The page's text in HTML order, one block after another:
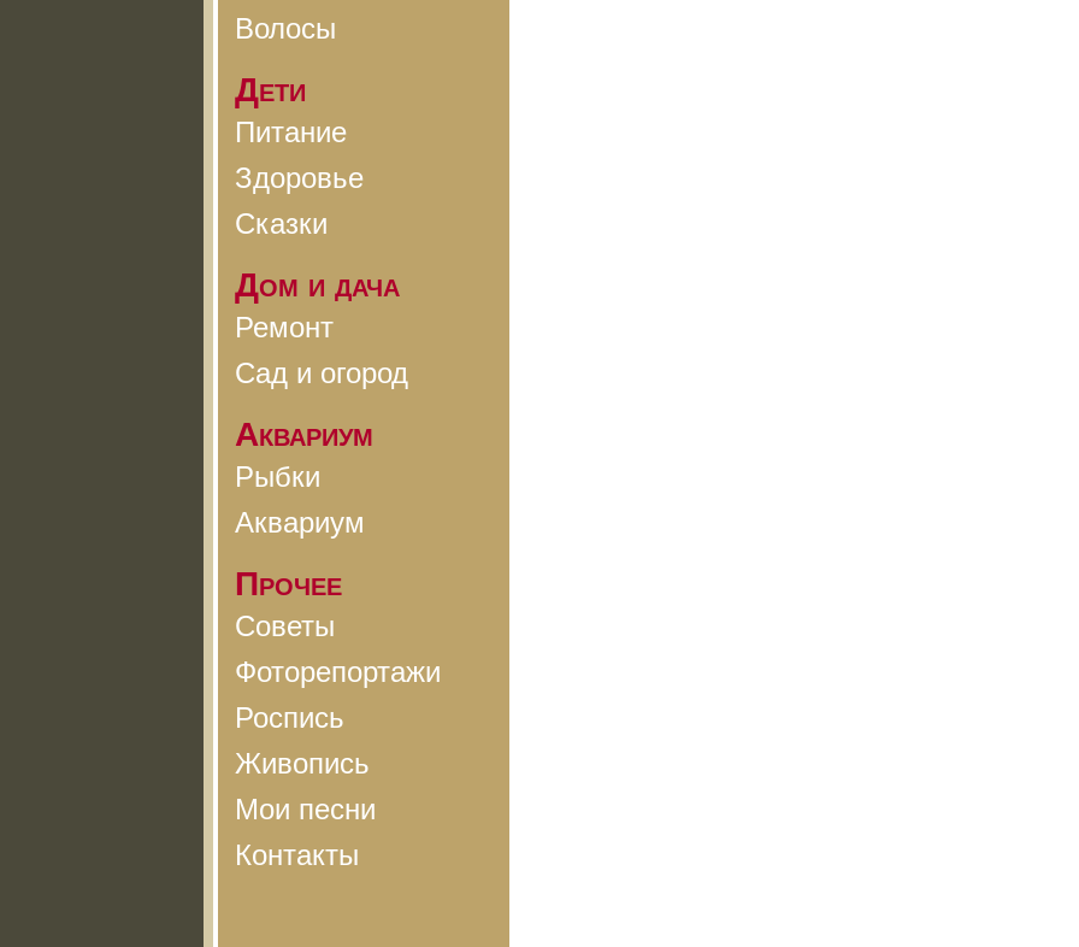
Волосы
Дети
Питание
Здоровье
Сказки
Дом и дача
Ремонт
Сад и огород
Аквариум
Рыбки
Аквариум
Прочее
Советы
Фоторепортажи
Роспись
Живопись
Мои песни
Контакты